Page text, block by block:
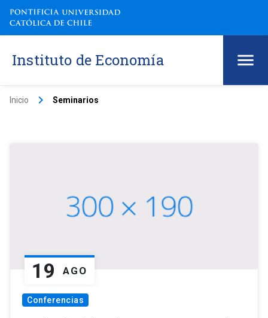
Instituto de Economía
Inicio keyboard_arrow_right Seminarios
19 AGO
Conferencias